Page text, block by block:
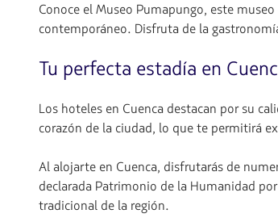
Conoce el Museo Pumapungo, este
contemporáneo. Disfruta de la
Tu perfecta estadía en
Los hoteles en Cuenca destacan por su
corazón de la ciudad, lo que te permitirá
Al alojarte en Cuenca, disfrutarás de
declarada Patrimonio de la Humanidad
tradicional de la región.